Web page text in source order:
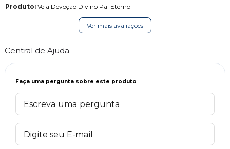
Produto:Vela Devoção Divino Pai Eterno
Ver mais avaliações
Central de Ajuda
Faça uma pergunta sobre este produto